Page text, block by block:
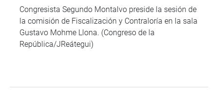
Congresista Segundo Montalvo preside la sesión de
la comisión de Fiscalización y Contraloría en la sala
Gustavo Mohme Llona. (Congreso de la
República/JReátegui)